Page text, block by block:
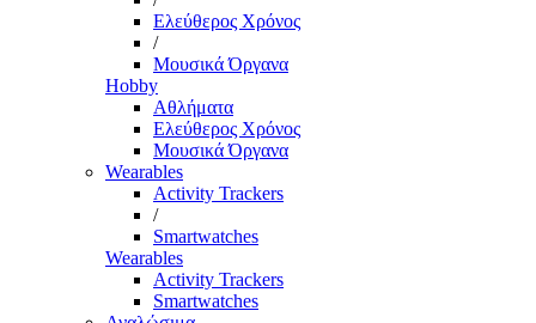
Ελεύθερος Χρόνος
/
Μουσικά Όργανα
Hobby
Αθλήματα
Ελεύθερος Χρόνος
Μουσικά Όργανα
Wearables
Activity Trackers
/
Smartwatches
Wearables
Activity Trackers
Smartwatches